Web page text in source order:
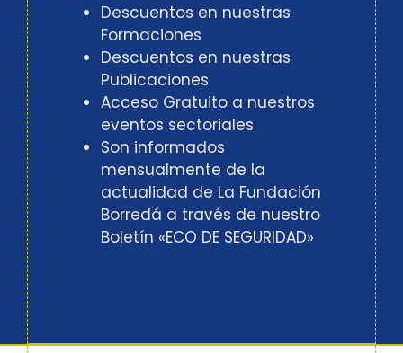
Descuentos en nuestras
Formaciones
Descuentos en nuestras
Publicaciones
Acceso Gratuito a nuestros
eventos sectoriales
Son informados
mensualmente de la
actualidad de La Fundación
Borredá a través de nuestro
Boletín «ECO DE SEGURIDAD»